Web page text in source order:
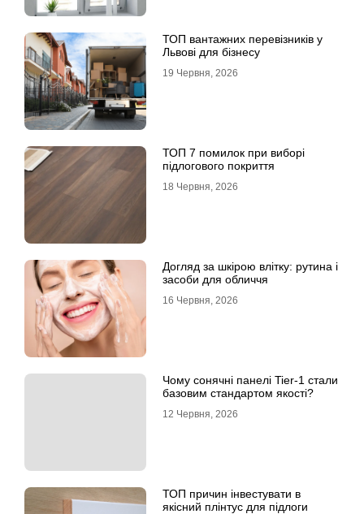
ТОП вантажних перевізників у
Львові для бізнесу
19 Червня, 2026
ТОП 7 помилок при виборі
підлогового покриття
18 Червня, 2026
Догляд за шкірою влітку: рутина і
засоби для обличчя
16 Червня, 2026
Чому сонячні панелі Tier-1 стали
базовим стандартом якості?
12 Червня, 2026
ТОП причин інвестувати в
якісний плінтус для підлоги